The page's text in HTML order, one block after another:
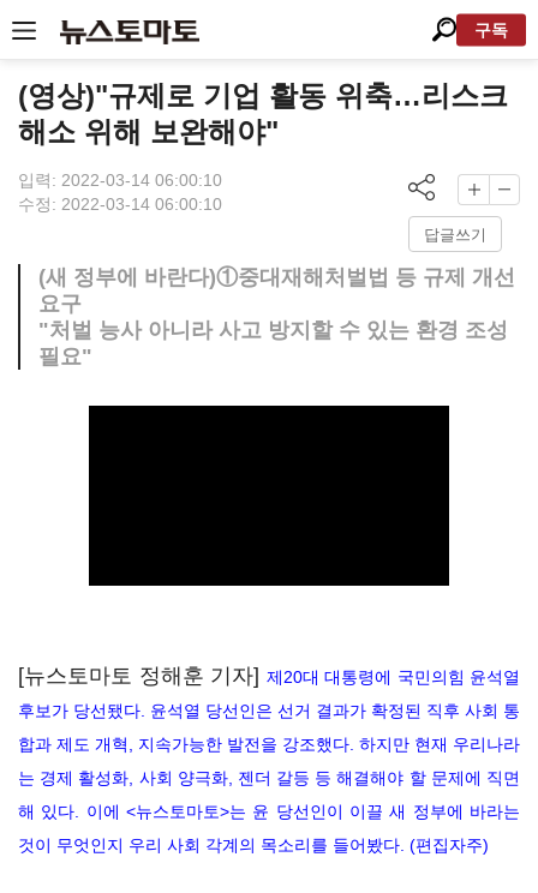
구독
(영상)"규제로 기업 활동 위축…리스크
해소 위해 보완해야"
입력: 2022-03-14 06:00:10
수정: 2022-03-14 06:00:10
답글쓰기
(새 정부에 바란다)①중대재해처벌법 등 규제 개선
요구
"처벌 능사 아니라 사고 방지할 수 있는 환경 조성
필요"
[뉴스토마토 정해훈 기자] 제20대 대통령에 국민의힘 윤석열
후보가 당선됐다. 윤석열 당선인은 선거 결과가 확정된 직후 사회 통
합과 제도 개혁, 지속가능한 발전을 강조했다. 하지만 현재 우리나라
는 경제 활성화, 사회 양극화, 젠더 갈등 등 해결해야 할 문제에 직면
해 있다. 이에 <뉴스토마토>는 윤 당선인이 이끌 새 정부에 바라는
것이 무엇인지 우리 사회 각계의 목소리를 들어봤다. (편집자주)